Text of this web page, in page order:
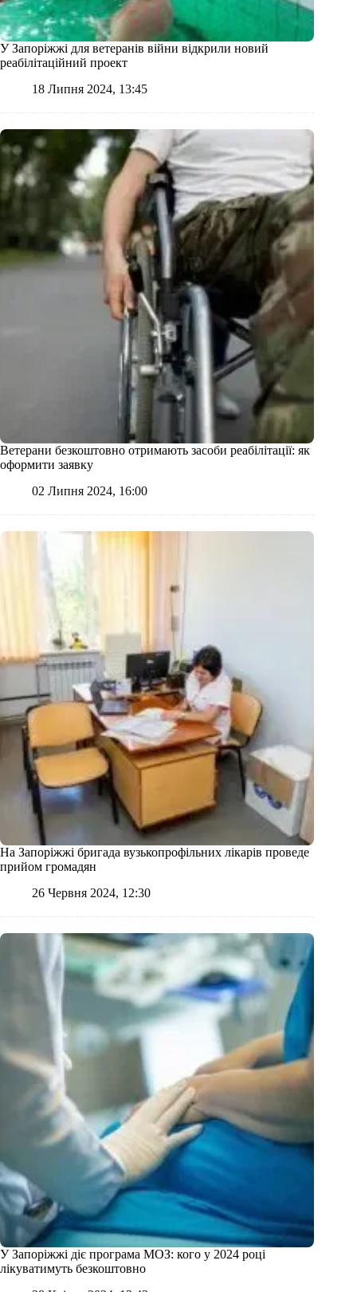
У Запоріжжі для ветеранів війни відкрили новий
реабілітаційний проект
18 Липня 2024, 13:45
Ветерани безкоштовно отримають засоби реабілітації: як
оформити заявку
02 Липня 2024, 16:00
На Запоріжжі бригада вузькопрофільних лікарів проведе
прийом громадян
26 Червня 2024, 12:30
У Запоріжжі діє програма МОЗ: кого у 2024 році
лікуватимуть безкоштовно